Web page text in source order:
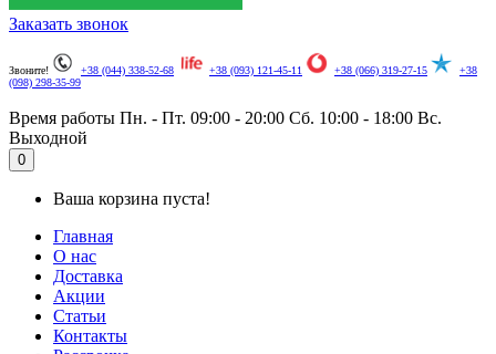
Заказать звонок
Звоните! +38 (044) 338-52-68 +38 (093) 121-45-11 +38 (066) 319-27-15
+38
(098) 298-35-99
Время работы Пн. - Пт. 09:00 - 20:00 Сб. 10:00 - 18:00 Вс.
Выходной
0
Ваша корзина пуста!
Главная
О нас
Доставка
Акции
Статьи
Контакты